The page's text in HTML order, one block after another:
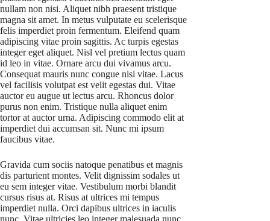
nullam non nisi. Aliquet nibh praesent tristique
magna sit amet. In metus vulputate eu scelerisque
felis imperdiet proin fermentum. Eleifend quam
adipiscing vitae proin sagittis. Ac turpis egestas
integer eget aliquet. Nisl vel pretium lectus quam
id leo in vitae. Ornare arcu dui vivamus arcu.
Consequat mauris nunc congue nisi vitae. Lacus
vel facilisis volutpat est velit egestas dui. Vitae
auctor eu augue ut lectus arcu. Rhoncus dolor
purus non enim. Tristique nulla aliquet enim
tortor at auctor urna. Adipiscing commodo elit at
imperdiet dui accumsan sit. Nunc mi ipsum
faucibus vitae.
Gravida cum sociis natoque penatibus et magnis
dis parturient montes. Velit dignissim sodales ut
eu sem integer vitae. Vestibulum morbi blandit
cursus risus at. Risus at ultrices mi tempus
imperdiet nulla. Orci dapibus ultrices in iaculis
nunc. Vitae ultricies leo integer malesuada nunc